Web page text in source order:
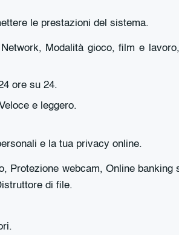
le prestazioni del sistema.
Modalità gioco, film e
ore su 24.
e leggero.
e la tua privacy online.
Protezione webcam, Online
di file.